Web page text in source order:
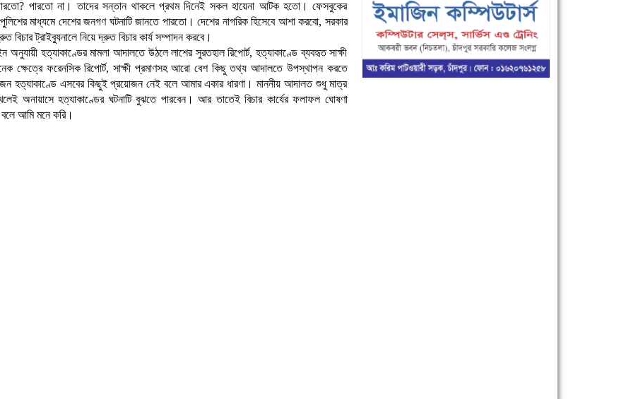
পারতো না। তাদের সন্তান থাকলে প্রথম দিনেই সকল হায়েনা আটক হতো। ফেসবুকের
মাধ্যমে দেশের জনগণ ঘটনাটি জানতে পারতো। দেশের নাগরিক হিসেবে আশা করবো, সরকার
বিচার ট্রাইব্যুনালে নিয়ে দ্রুত বিচার কার্য সম্পাদন করবে।
অনুযায়ী হত্যাকাণ্ডের মামলা আদালতে উঠলে লাশের সুরতহাল রিপোর্ট, হত্যাকাণ্ডে ব্যবহৃত সাক্ষী
ক্ষেত্রে ফরেনসিক রিপোর্ট, সাক্ষী প্রমাণসহ আরো বেশ কিছু তথ্য আদালতে উপস্থাপন করতে
হত্যাকাণ্ডে এসবের কিছুই প্রয়োজন নেই বলে আমার একার ধারণা। মাননীয় আদালত শুধু মাত্র
অনায়াসে হত্যাকাণ্ডের ঘটনাটি বুঝতে পারবেন। আর তাতেই বিচার কার্যের ফলাফল ঘোষণা
আমি মনে করি।